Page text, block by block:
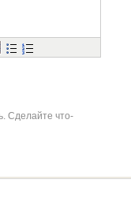
Сделайте что-